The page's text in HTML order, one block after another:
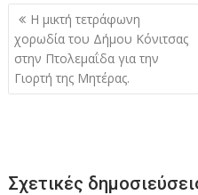
Πλοήγηση
άρθρων
Η μικτή τετράφωνη
χορωδία του Δήμου Κόνιτσας
στην Πτολεμαΐδα για την
Γιορτή της Μητέρας.
Σχετικές